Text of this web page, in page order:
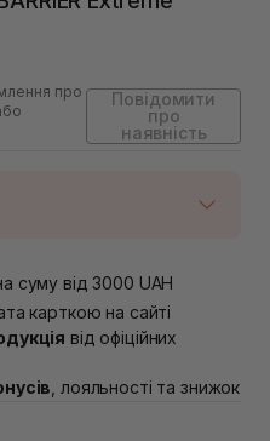
про
Повідомити
про
наявність
Підстригача, 1В
суму від 3000 UAH
карткою на сайті
від офіційних
, лояльності та знижок